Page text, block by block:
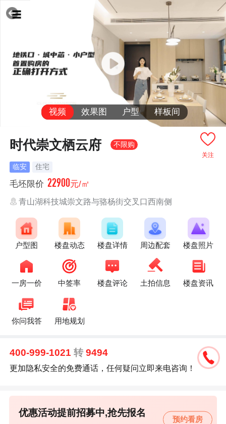
视频 效果图 户型 样板间
关注
时代崇文栖云府 不限购
临安 住宅
毛坯限价 22900元/㎡
青山湖科技城崇文路与骆杨街交叉口西南侧
户型图 楼盘动态 楼盘详情 周边配套 楼盘照片
一房一价 中签率 楼盘评论 土拍信息 楼盘资讯
你问我答 用地规划
400-999-1021转 9494
更加隐私安全的免费通话，任何疑问立即来电咨询！
优惠活动提前招募中,抢先报名
预约看房